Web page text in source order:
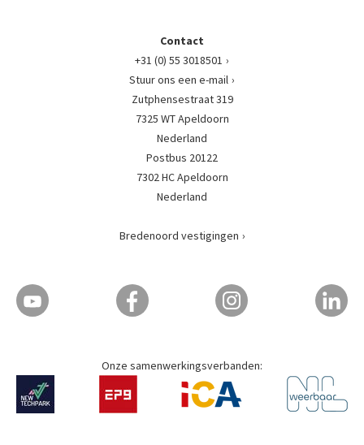
Contact
+31 (0) 55 3018501
Stuur ons een e-mail
Zutphensestraat 319
7325 WT Apeldoorn
Nederland
Postbus 20122
7302 HC Apeldoorn
Nederland
Bredenoord vestigingen
Onze samenwerkingsverbanden: